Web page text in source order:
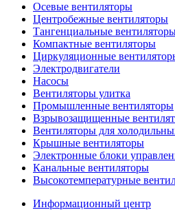
Осевые вентиляторы
Центробежные вентиляторы
Тангенциальные
Компактные вентиляторы
Циркуляционные
Электродвигатели
Насосы
Вентиляторы улитка
Промышленные вентиляторы
Взрывозащищенные
Вентиляторы для
Крышные вентиляторы
Электронные блоки
Канальные вентиляторы
Высокотемпературные
Информационный центр